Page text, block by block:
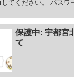
てください。 パスワ
保護中: 宇都宮
て